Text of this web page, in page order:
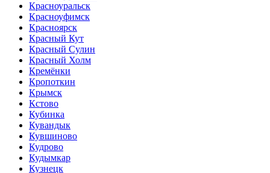
Красноуральск
Красноуфимск
Красноярск
Красный Кут
Красный Сулин
Красный Холм
Кремёнки
Кропоткин
Крымск
Кстово
Кубинка
Кувандык
Кувшиново
Кудрово
Кудымкар
Кузнецк